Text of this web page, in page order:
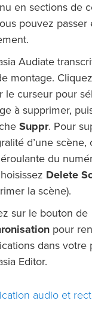
en sections de
pouvez passer
Audiate
montage.
le curseur pour
à supprimer,
Suppr. Pour
d’une
du
Delete
la scène).
sur le bouton de
pour
dans votre
Editor.
audio et